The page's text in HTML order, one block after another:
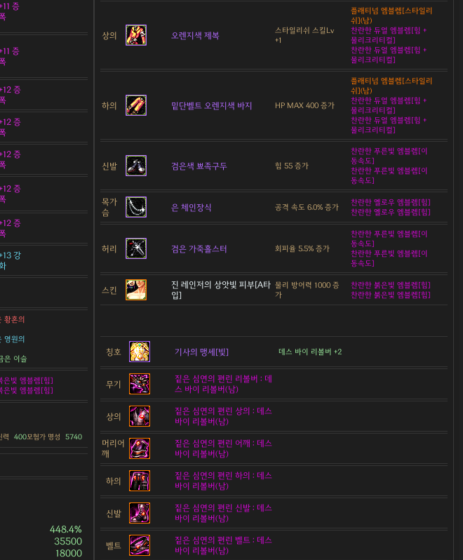
증
증
증
증
증
증
증
강
황혼의
영원의
은 이슬
은빛 엠블렘[힘]
은빛 엠블렘[힘]
력 400모험가 명성 5740
448.4%
35500
18000
상의 오렌지색 제복
스타일리쉬 스킬Lv
+1
플래티넘 엠블렘[스타일리
쉬](남)
찬란한 듀얼 엠블렘[힘 +
물리크리티컬]
찬란한 듀얼 엠블렘[힘 +
물리크리티컬]
하의 밑단벨트 오렌지색 바지 HP MAX 400 증가
플래티넘 엠블렘[스타일리
쉬](남)
찬란한 듀얼 엠블렘[힘 +
물리크리티컬]
찬란한 듀얼 엠블렘[힘 +
물리크리티컬]
신발 검은색 뾰족구두 힘 55 증가
찬란한 푸른빛 엠블렘[이
동속도]
찬란한 푸른빛 엠블렘[이
동속도]
목가
슴
은 체인장식 공격 속도 6.0% 증가
찬란한 옐로우 엠블렘[힘]
찬란한 옐로우 엠블렘[힘]
허리 검은 가죽홀스터 회피율 5.5% 증가
찬란한 푸른빛 엠블렘[이
동속도]
찬란한 푸른빛 엠블렘[이
동속도]
스킨
진 레인저의 상앗빛 피부[A타
입]
물리 방어력 1000 증
가
찬란한 붉은빛 엠블렘[힘]
찬란한 붉은빛 엠블렘[힘]
칭호 기사의 맹세[빛] 데스 바이 리볼버 +2
무기
짙은 심연의 편린 리볼버 : 데
스 바이 리볼버(남)
상의
짙은 심연의 편린 상의 : 데스
바이 리볼버(남)
머리어
깨
짙은 심연의 편린 어깨 : 데스
바이 리볼버(남)
하의
짙은 심연의 편린 하의 : 데스
바이 리볼버(남)
신발
짙은 심연의 편린 신발 : 데스
바이 리볼버(남)
벨트
짙은 심연의 편린 벨트 : 데스
바이 리볼버(남)